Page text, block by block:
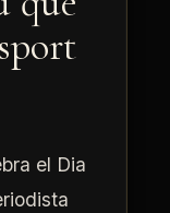
el Dia